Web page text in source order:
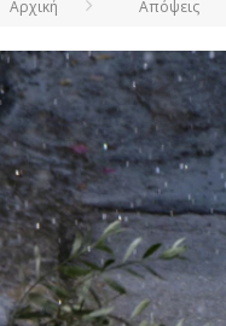
Αρχική Απόψεις